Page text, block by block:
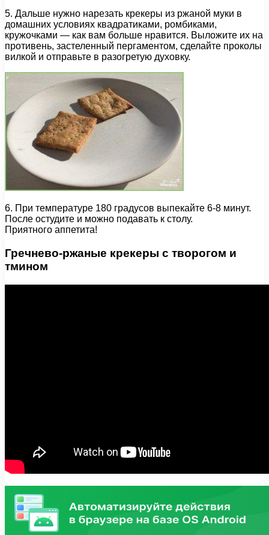
5. Дальше нужно нарезать крекеры из ржаной муки в
домашних условиях квадратиками, ромбиками,
кружочками — как вам больше нравится. Выложите их на
противень, застеленный пергаментом, сделайте проколы
вилкой и отправьте в разогретую духовку.
6. При температуре 180 градусов выпекайте 6-8 минут.
После остудите и можно подавать к столу.
Приятного аппетита!
Гречнево-ржаные крекеры с творогом и
тмином